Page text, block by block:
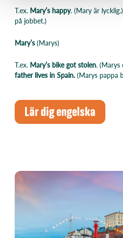
T.ex. Mary’s happy. (Mary är
på jobbet.)
Mary’s (Marys)
T.ex. Mary’s bike got stolen. (Marys
father lives in Spain.(Marys pappa
Lär dig engelska